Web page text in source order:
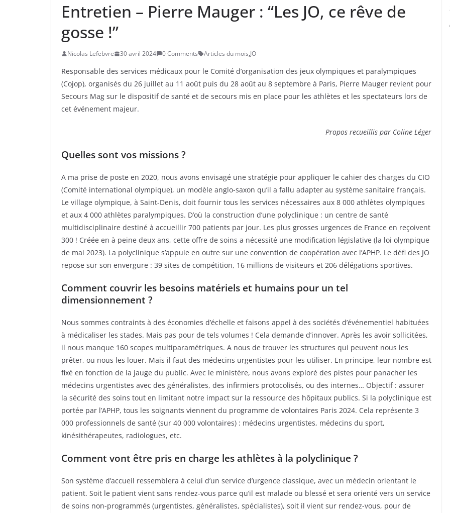
Entretien – Pierre Mauger : “Les JO, ce rêve de
gosse !”
Nicolas Lefebvre 30 avril 2024 0 Comments Articles du mois,JO
Responsable des services médicaux pour le Comité d’organisation des jeux olympiques et paralympiques
(Cojop), organisés du 26 juillet au 11 août puis du 28 août au 8 septembre à Paris, Pierre Mauger revient pour
Secours Mag sur le dispositif de santé et de secours mis en place pour les athlètes et les spectateurs lors de
cet événement majeur.
Propos recueillis par Coline Léger
Quelles sont vos missions ?
A ma prise de poste en 2020, nous avons envisagé une stratégie pour appliquer le cahier des charges du CIO
(Comité international olympique), un modèle anglo-saxon qu’il a fallu adapter au système sanitaire français.
Le village olympique, à Saint-Denis, doit fournir tous les services nécessaires aux 8 000 athlètes olympiques
et aux 4 000 athlètes paralympiques. D’où la construction d’une polyclinique : un centre de santé
multidisciplinaire destiné à accueillir 700 patients par jour. Les plus grosses urgences de France en reçoivent
300 ! Créée en à peine deux ans, cette offre de soins a nécessité une modification législative (la loi olympique
de mai 2023). La polyclinique s’appuie en outre sur une convention de coopération avec l’APHP. Le défi des JO
repose sur son envergure : 39 sites de compétition, 16 millions de visiteurs et 206 délégations sportives.
Comment couvrir les besoins matériels et humains pour un tel
dimensionnement ?
Nous sommes contraints à des économies d’échelle et faisons appel à des sociétés d’événementiel habituées
à médicaliser les stades. Mais pas pour de tels volumes ! Cela demande d’innover. Après les avoir sollicitées,
il nous manque 160 scopes multiparamétriques. A nous de trouver les structures qui peuvent nous les
prêter, ou nous les louer. Mais il faut des médecins urgentistes pour les utiliser. En principe, leur nombre est
fixé en fonction de la jauge du public. Avec le ministère, nous avons exploré des pistes pour panacher les
médecins urgentistes avec des généralistes, des infirmiers protocolisés, ou des internes… Objectif : assurer
la sécurité des soins tout en limitant notre impact sur la ressource des hôpitaux publics. Si la polyclinique est
portée par l’APHP, tous les soignants viennent du programme de volontaires Paris 2024. Cela représente 3
000 professionnels de santé (sur 40 000 volontaires) : médecins urgentistes, médecins du sport,
kinésithérapeutes, radiologues, etc.
Comment vont être pris en charge les athlètes à la polyclinique ?
Son système d’accueil ressemblera à celui d’un service d’urgence classique, avec un médecin orientant le
patient. Soit le patient vient sans rendez-vous parce qu’il est malade ou blessé et sera orienté vers un service
de soins non-programmés (urgentistes, généralistes, spécialistes), soit il vient sur rendez-vous, pour de